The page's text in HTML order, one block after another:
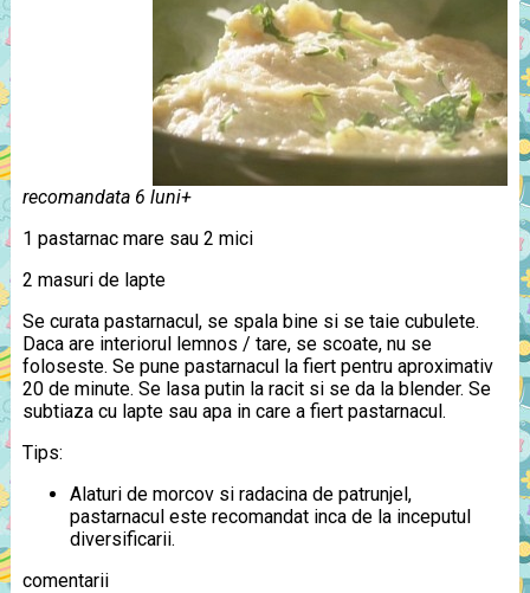
recomandata 6 luni+
1 pastarnac mare sau 2 mici
2 masuri de lapte
Se curata pastarnacul, se spala bine si se taie cubulete.
Daca are interiorul lemnos / tare, se scoate, nu se
foloseste. Se pune pastarnacul la fiert pentru aproximativ
20 de minute. Se lasa putin la racit si se da la blender. Se
subtiaza cu lapte sau apa in care a fiert pastarnacul.
Tips:
Alaturi de morcov si radacina de patrunjel,
pastarnacul este recomandat inca de la inceputul
diversificarii.
comentarii